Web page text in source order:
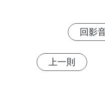
回影
上一則